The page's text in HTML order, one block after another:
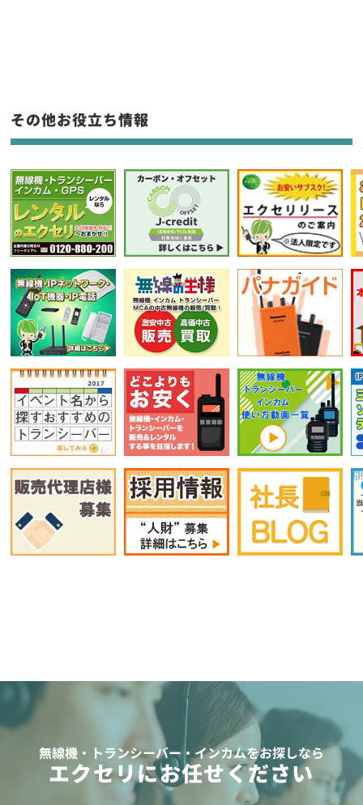
フリーワード入力(製品名等)
選択条件をリセット
その他お役立ち情報
無線機・トランシーバー・インカムをお探しなら
エクセリにお任せください